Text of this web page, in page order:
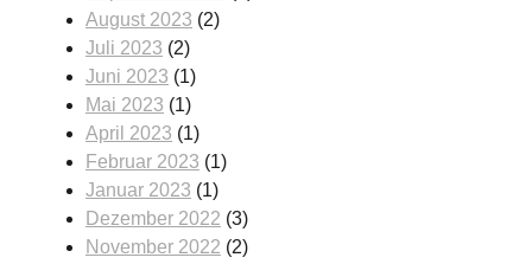
August 2023 (2)
Juli 2023 (2)
Juni 2023 (1)
Mai 2023 (1)
April 2023 (1)
Februar 2023 (1)
Januar 2023 (1)
Dezember 2022 (3)
November 2022 (2)